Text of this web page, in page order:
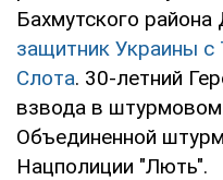
Бахмутского
защитник Украины
Слота. 30-летний
взвода в
Объединенной
Нацполиции "Лють".